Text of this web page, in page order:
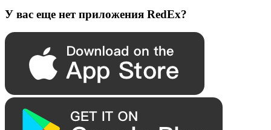
У вас еще нет приложения RedEx?